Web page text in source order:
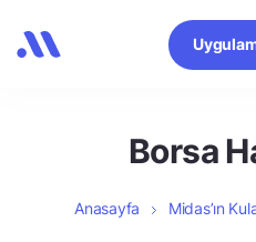
Borsa
Anasayfa Midas’ın